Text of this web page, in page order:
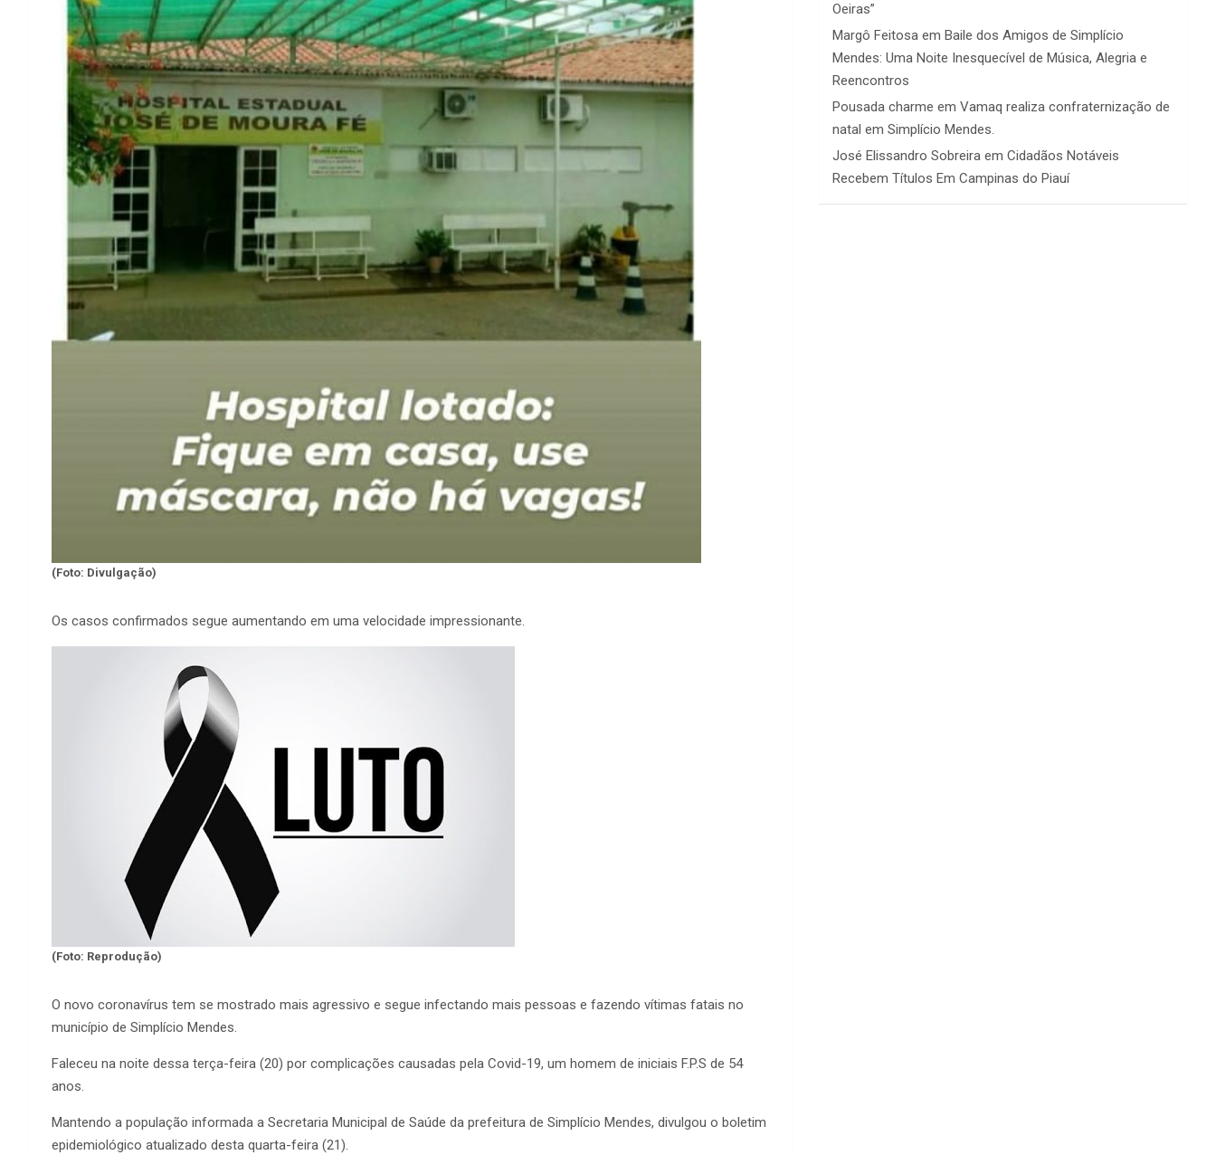
(Foto: Divulgação)
Os casos confirmados segue aumentando em uma velocidade impressionante.
(Foto: Reprodução)
O novo coronavírus tem se mostrado mais agressivo e segue infectando mais pessoas e fazendo vítimas fatais no
município de Simplício Mendes.
Faleceu na noite dessa terça-feira (20) por complicações causadas pela Covid-19, um homem de iniciais F.P.S de 54
anos.
Mantendo a população informada a Secretaria Municipal de Saúde da prefeitura de Simplício Mendes, divulgou o boletim
epidemiológico atualizado desta quarta-feira (21).
Oeiras”
Margô Feitosa emBaile dos Amigos de Simplício
Mendes: Uma Noite Inesquecível de Música, Alegria e
Reencontros
Pousada charme emVamaq realiza confraternização de
natal em Simplício Mendes.
José Elissandro Sobreira emCidadãos Notáveis
Recebem Títulos Em Campinas do Piauí